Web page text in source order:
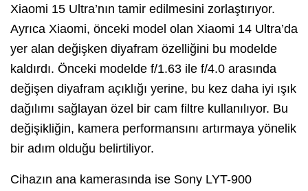
Xiaomi 15 Ultra’nın tamir edilmesini zorlaştırıyor.
Ayrıca Xiaomi, önceki model olan Xiaomi 14 Ultra’da
yer alan değişken diyafram özelliğini bu modelde
kaldırdı. Önceki modelde f/1.63 ile f/4.0 arasında
değişen diyafram açıklığı yerine, bu kez daha iyi ışık
dağılımı sağlayan özel bir cam filtre kullanılıyor. Bu
değişikliğin, kamera performansını artırmaya yönelik
bir adım olduğu belirtiliyor.
Cihazın ana kamerasında ise Sony LYT-900